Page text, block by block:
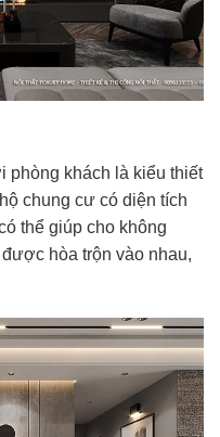
phòng khách là kiểu thiết
chung cư có diện tích
thể giúp cho không
hòa trộn vào nhau,